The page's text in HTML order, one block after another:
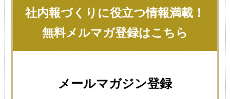
社内報づくりに役立つ情報満載！
無料メルマガ登録はこちら